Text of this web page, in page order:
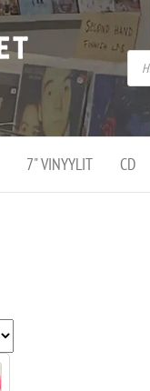
Stupido
Market –
verkossa
ja
kivijalassa
Stupido Market on
vaihtoehtomusaan
erikoistunut
verkko- sekä
kivijalkakauppa
Helsingissä
Kallion
7" VINYYLIT CD